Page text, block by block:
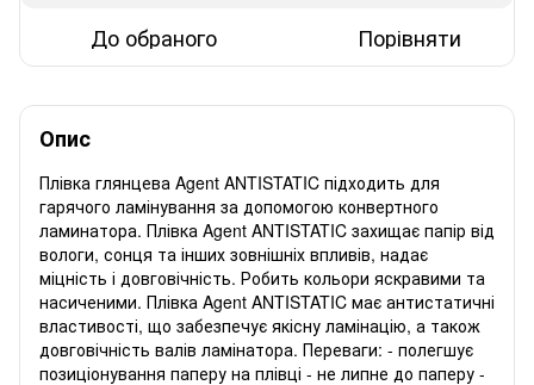
До обраного Порівняти
Опис
Плівка глянцева Agent ANTISTATIC підходить для
гарячого ламінування за допомогою конвертного
ламинатора. Плівка Agent ANTISTATIC захищає папір від
вологи, сонця та інших зовнішніх впливів, надає
міцність і довговічність. Робить кольори яскравими та
насиченими. Плівка Agent ANTISTATIC має антистатичні
властивості, що забезпечує якісну ламінацію, а також
довговічність валів ламінатора. Переваги: - полегшує
позиціонування паперу на плівці - не липне до паперу -